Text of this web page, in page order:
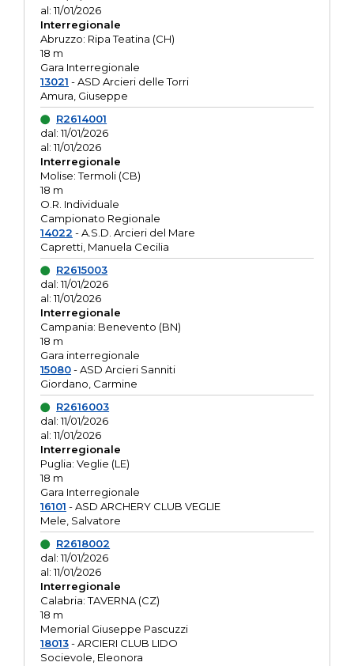
al: 11/01/2026
Interregionale
Abruzzo: Ripa Teatina (CH)
18 m
Gara Interregionale
13021 - ASD Arcieri delle Torri
Amura, Giuseppe
R2614001
dal: 11/01/2026
al: 11/01/2026
Interregionale
Molise: Termoli (CB)
18 m
O.R. Individuale
Campionato Regionale
14022 - A.S.D. Arcieri del Mare
Capretti, Manuela Cecilia
R2615003
dal: 11/01/2026
al: 11/01/2026
Interregionale
Campania: Benevento (BN)
18 m
Gara interregionale
15080- ASD Arcieri Sanniti
Giordano, Carmine
R2616003
dal: 11/01/2026
al: 11/01/2026
Interregionale
Puglia: Veglie (LE)
18 m
Gara Interregionale
16101 - ASD ARCHERY CLUB VEGLIE
Mele, Salvatore
R2618002
dal: 11/01/2026
al: 11/01/2026
Interregionale
Calabria: TAVERNA (CZ)
18 m
Memorial Giuseppe Pascuzzi
18013- ARCIERI CLUB LIDO
Socievole, Eleonora